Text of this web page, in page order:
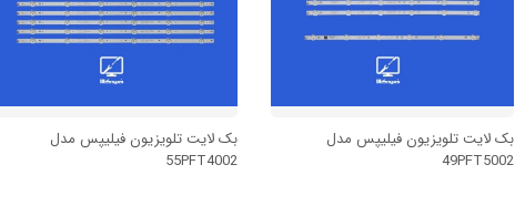
بک لایت تلویزیون فیلیپس مدل
49PFT5002
بک لایت تلویزیون فیلیپس مدل
55PFT4002